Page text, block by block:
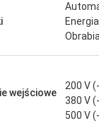
wejściowe
200 V
380 V
500 V